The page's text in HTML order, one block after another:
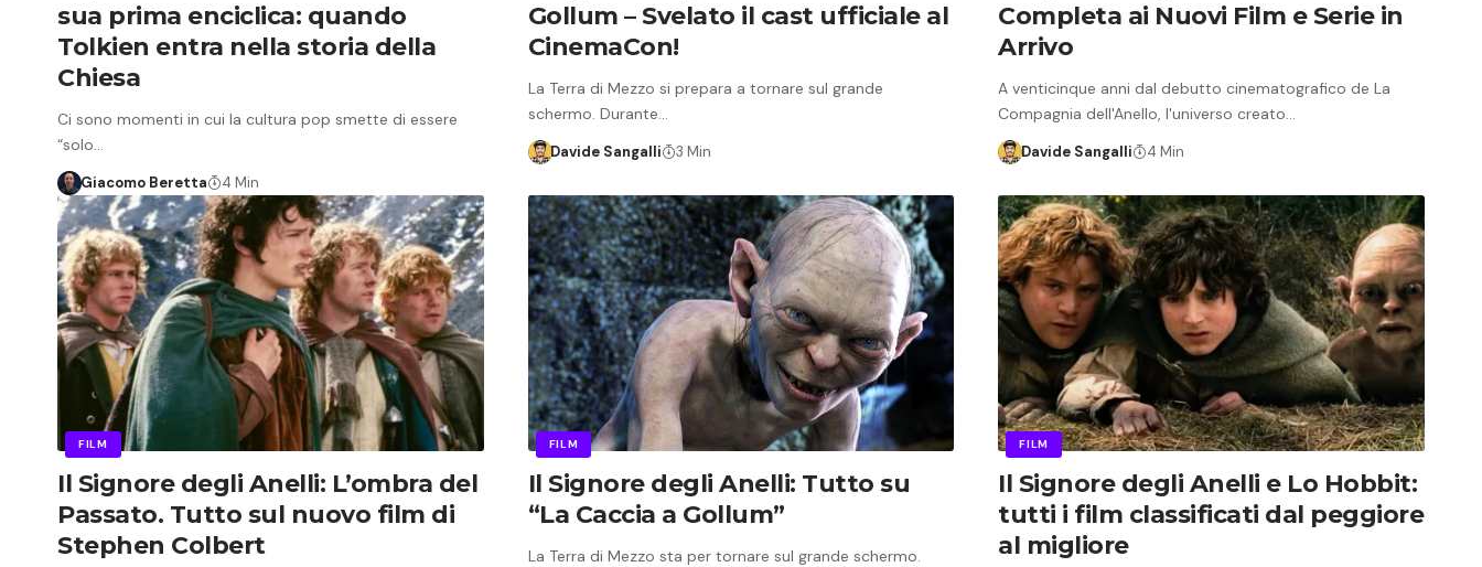
sua prima enciclica: quando
Tolkien entra nella storia della
Chiesa
Ci sono momenti in cui la cultura pop smette di essere
“solo…
Giacomo Beretta 4 Min
Gollum – Svelato il cast ufficiale al
CinemaCon!
La Terra di Mezzo si prepara a tornare sul grande
schermo. Durante…
Davide Sangalli 3 Min
Completa ai Nuovi Film e Serie in
Arrivo
A venticinque anni dal debutto cinematografico de La
Compagnia dell'Anello, l'universo creato…
Davide Sangalli 4 Min
FILM
Il Signore degli Anelli: L’ombra del
Passato. Tutto sul nuovo film di
Stephen Colbert
FILM
Il Signore degli Anelli: Tutto su
“La Caccia a Gollum”
La Terra di Mezzo sta per tornare sul grande schermo.
FILM
Il Signore degli Anelli e Lo Hobbit:
tutti i film classificati dal peggiore
al migliore